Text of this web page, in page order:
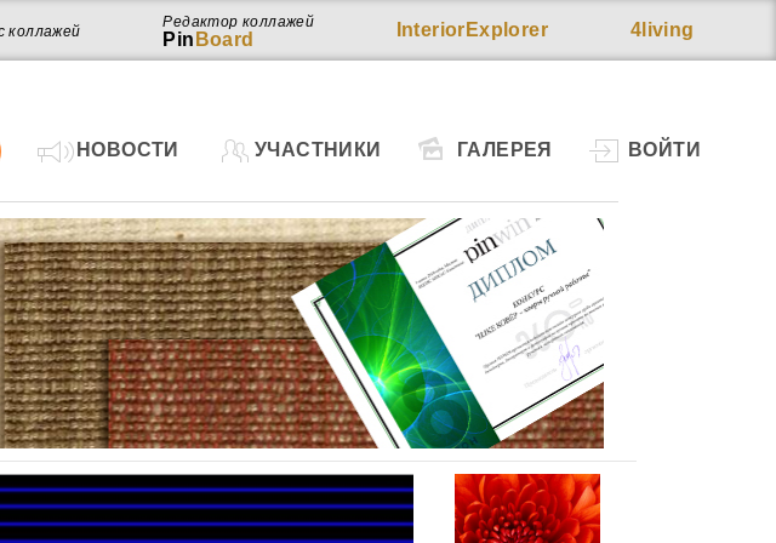
4living
InteriorExplorer
Редактор коллажей
Pin Board
коллажей
НОВОСТИ УЧАСТНИКИ ГАЛЕРЕЯ ВОЙТИ